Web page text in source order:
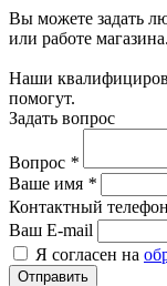
Вы можете задать
или работе магазина.
Наши
помогут.
Задать вопрос
Вопрос *
Ваше имя *
Контактный телефон
Ваш E-mail
Я согласен на
Отправить